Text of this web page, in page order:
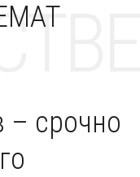
– срочно